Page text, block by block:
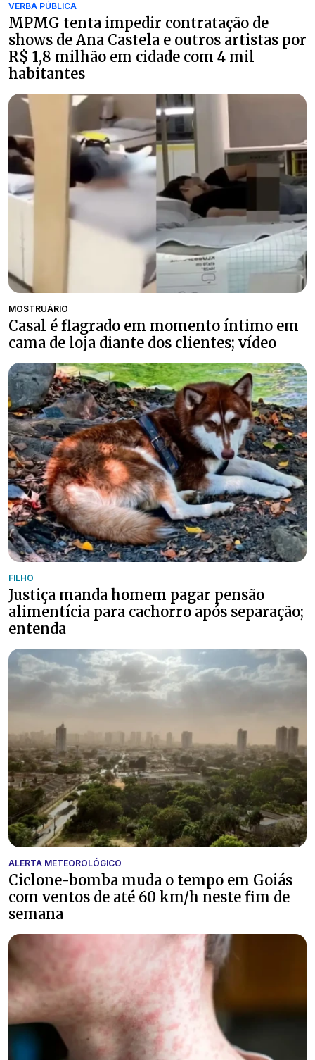
VERBA PÚBLICA
MPMG tenta impedir contratação de
shows de Ana Castela e outros artistas por
R$ 1,8 milhão em cidade com 4 mil
habitantes
MOSTRUÁRIO
Casal é flagrado em momento íntimo em
cama de loja diante dos clientes; vídeo
FILHO
Justiça manda homem pagar pensão
alimentícia para cachorro após separação;
entenda
ALERTA METEOROLÓGICO
Ciclone-bomba muda o tempo em Goiás
com ventos de até 60 km/h neste fim de
semana